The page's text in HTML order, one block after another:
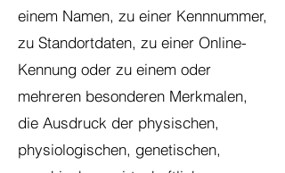
einem Namen, zu einer Kennnummer,
zu Standortdaten, zu einer Online-
Kennung oder zu einem oder
mehreren besonderen Merkmalen,
die Ausdruck der physischen,
physiologischen, genetischen,